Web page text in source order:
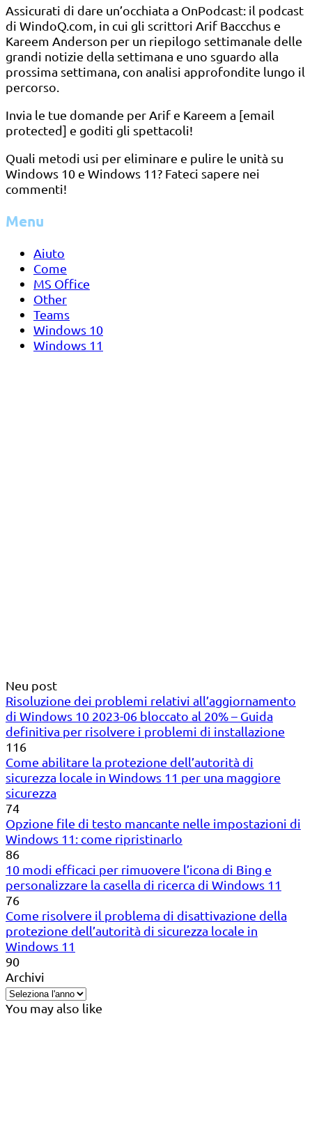
Assicurati di dare un’occhiata a OnPodcast: il podcast
di WindoQ.com, in cui gli scrittori Arif Baccchus e
Kareem Anderson per un riepilogo settimanale delle
grandi notizie della settimana e uno sguardo alla
prossima settimana, con analisi approfondite lungo il
percorso.
Invia le tue domande per Arif e Kareem a [email
protected] e goditi gli spettacoli!
Quali metodi usi per eliminare e pulire le unità su
Windows 10 e Windows 11? Fateci sapere nei
commenti!
Menu
Aiuto
Come
MS Office
Other
Teams
Windows 10
Windows 11
Neu post
Risoluzione dei problemi relativi all’aggiornamento
di Windows 10 2023-06 bloccato al 20% – Guida
definitiva per risolvere i problemi di installazione
116
Come abilitare la protezione dell’autorità di
sicurezza locale in Windows 11 per una maggiore
sicurezza
74
Opzione file di testo mancante nelle impostazioni di
Windows 11: come ripristinarlo
86
10 modi efficaci per rimuovere l’icona di Bing e
personalizzare la casella di ricerca di Windows 11
76
Come risolvere il problema di disattivazione della
protezione dell’autorità di sicurezza locale in
Windows 11
90
Archivi
You may also like